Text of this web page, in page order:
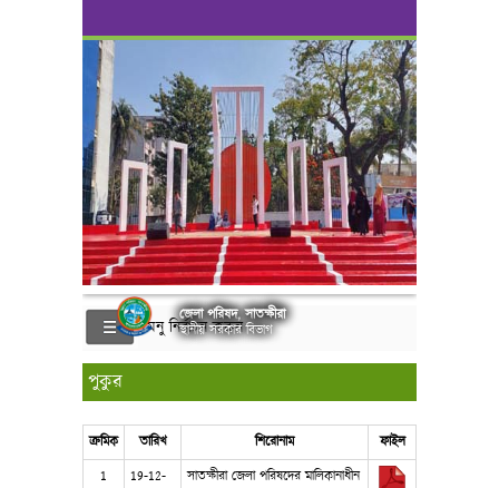
জেলা পরিষদ, সাতক্ষীরা
স্থানীয় সরকার বিভাগ
মেনু নির্বাচন করুন
পুকুর
ক্রমিক তারিখ শিরোনাম
ফাইল
1
19-12-
সাতক্ষীরা জেলা পরিষদের মালিকানাধীন